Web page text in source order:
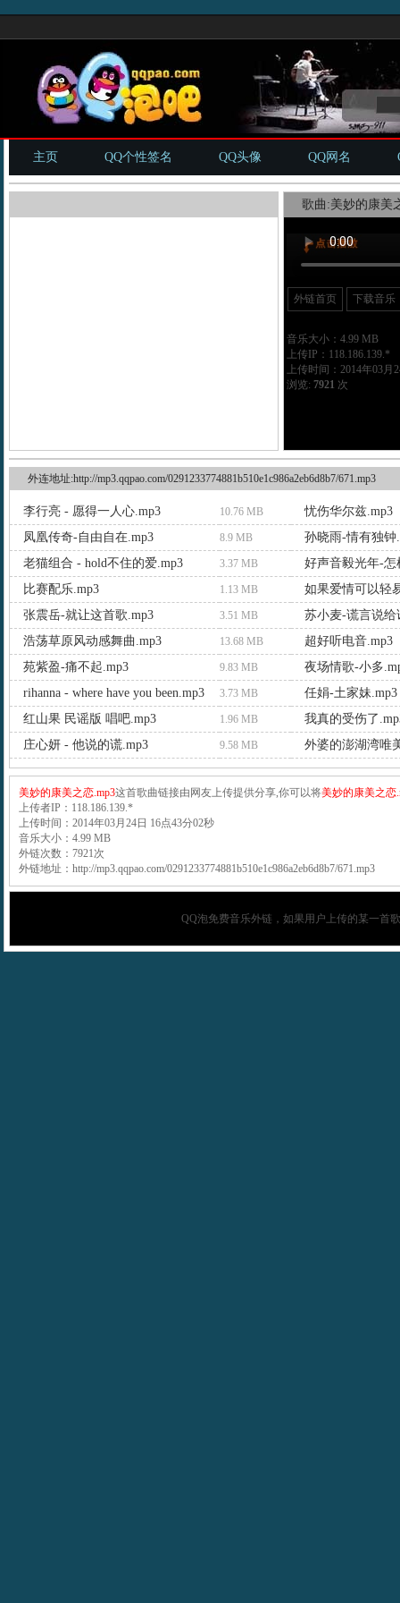
主页 QQ个性签名 QQ头像 QQ网名
歌曲:美妙的康美
外链首页 下载音乐
音乐大小：4.99 MB
上传IP：118.186.139.*
上传时间：2014年03月
浏览: 7921 次
外连地址:http://mp3.qqpao.com/0291233774881b510e1c986a2eb6d8b7/671.mp3
李行亮 - 愿得一人心.mp3 10.76 MB
忧伤华尔兹.mp3
凤凰传奇-自由自在.mp3
8.9 MB
孙晓雨-情有独钟
老猫组合 - hold不住的爱.mp3
3.37 MB
好声音毅光年-怎
比赛配乐.mp3
1.13 MB
如果爱情可以轻
张震岳-就让这首歌.mp3
3.51 MB
苏小麦-谎言说给
浩荡草原风动感舞曲.mp3
13.68 MB
超好听电音.mp3
苑紫盈-痛不起.mp3
9.83 MB
夜场情歌-小多
rihanna - where have you been.mp3
3.73 MB
任娟-土家妹.mp3
红山果 民谣版 唱吧.mp3
1.96 MB
我真的受伤了
庄心妍 - 他说的谎.mp3
9.58 MB 外婆的澎湖湾唯
美妙的康美之恋.mp3这首歌曲链接由网友上传提供分享,你可以将美妙的康美之恋
上传者IP：118.186.139.*
上传时间：2014年03月24日 16点43分02秒
音乐大小：4.99 MB
外链次数：7921次
外链地址：http://mp3.qqpao.com/0291233774881b510e1c986a2eb6d8b7/671.mp3
QQ泡免费音乐外链，如果用户上传的某一首